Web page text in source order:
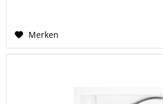
Merken